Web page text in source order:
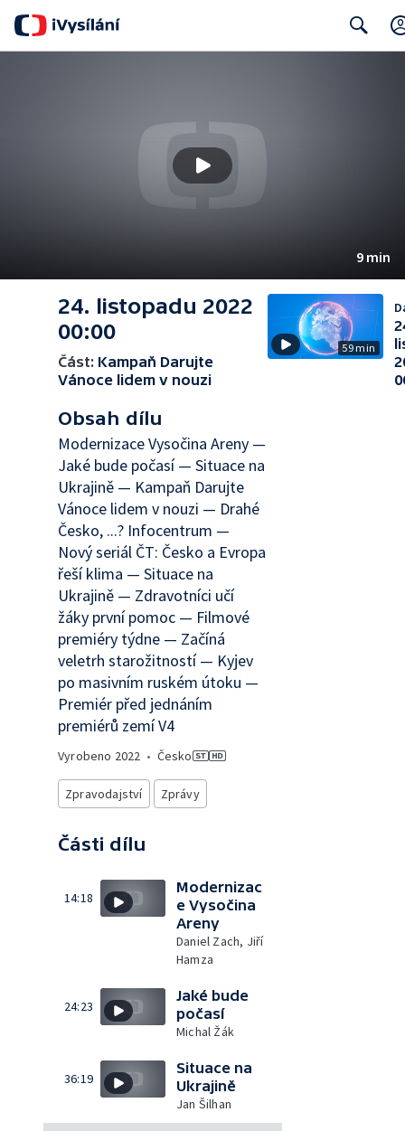
9 min
24. listopadu 2022
00:00
Část: Kampaň Darujte
Vánoce lidem v nouzi
Obsah dílu
Modernizace Vysočina Areny —
Jaké bude počasí — Situace na
Ukrajině — Kampaň Darujte
Vánoce lidem v nouzi — Drahé
Česko, ...? Infocentrum —
Nový seriál ČT: Česko a Evropa
řeší klima — Situace na
Ukrajině — Zdravotníci učí
žáky první pomoc — Filmové
premiéry týdne — Začíná
veletrh starožitností — Kyjev
po masivním ruském útoku —
Premiér před jednáním
premiérů zemí V4
Vyrobeno 2022 • Česko
Zpravodajství Zprávy
Části dílu
14:18
Modernizac
e Vysočina
Areny
Daniel Zach, Jiří
Hamza
24:23
Jaké bude
počasí
Michal Žák
36:19
Situace na
Ukrajině
Jan Šilhan
59 min